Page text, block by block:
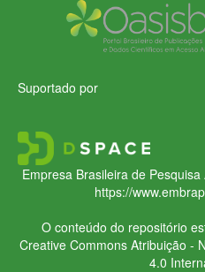
Suportado por
Empresa Brasileira de
https://
O conteúdo do repositório
Creative CommonsAtribuição -
4.0